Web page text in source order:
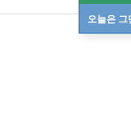
오늘은 그